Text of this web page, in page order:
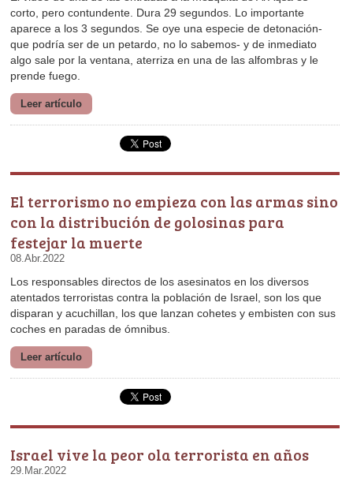
prende fuego.
Leer artículo
festejar la muerte
08.Abr.2022
coches en paradas de ómnibus.
Leer artículo
Israel vive la peor ola terrorista en años
29.Mar.2022